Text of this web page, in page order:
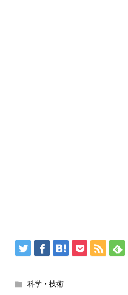
科学・技術